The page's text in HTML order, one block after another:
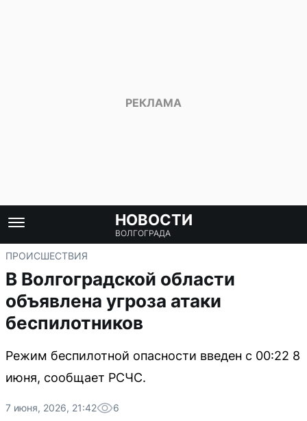
НОВОСТИ
ВОЛГОГРАДА
ПРОИСШЕСТВИЯ
В Волгоградской области
объявлена угроза атаки
беспилотников
Режим беспилотной опасности введен с 00:22 8
июня, сообщает РСЧС.
7 июня, 2026, 21:42 6